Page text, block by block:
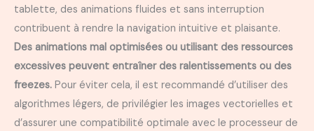
tablette, des animations fluides et sans interruption
contribuent à rendre la navigation intuitive et plaisante.
Des animations mal optimisées ou utilisant des ressources
excessives peuvent entraîner des ralentissements ou des
freezes. Pour éviter cela, il est recommandé d’utiliser des
algorithmes légers, de privilégier les images vectorielles et
d’assurer une compatibilité optimale avec le processeur de